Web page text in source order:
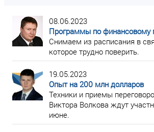
08.06.2023
Программы по финансовому
Снимаем из расписания в
которое трудно поверить.
19.05.2023
Опыт на 200 млн долларов
Техники и приемы
Виктора Волкова ждут
июне.